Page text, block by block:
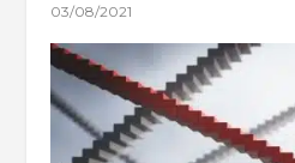
03/08/2021